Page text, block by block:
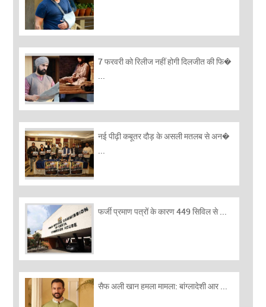
7 फरवरी को रिलीज नहीं होगी दिलजीत की फि�
...
नई पीढ़ी कबूतर दौड़ के असली मतलब से अन�
...
फर्जी प्रमाण पत्रों के कारण 449 सिविल से ...
सैफ अली खान हमला मामला: बांग्लादेशी आर ...